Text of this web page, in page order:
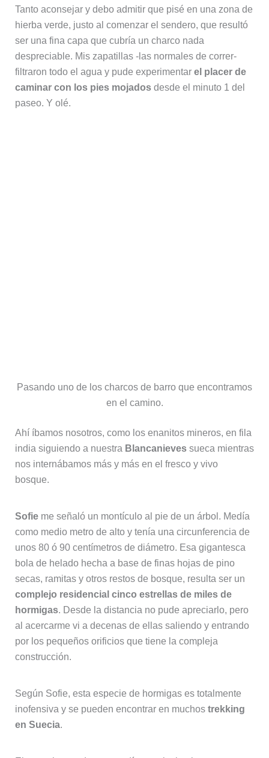
Tanto aconsejar y debo admitir que pisé en una zona de
hierba verde, justo al comenzar el sendero, que resultó
ser una fina capa que cubría un charco nada
despreciable. Mis zapatillas -las normales de correr-
filtraron todo el agua y pude experimentar el placer de
caminar con los pies mojadosdesde el minuto 1 del
paseo. Y olé.
Pasando uno de los charcos de barro que encontramos
en el camino.
Ahí íbamos nosotros, como los enanitos mineros, en fila
india siguiendo a nuestra Blancanievessueca mientras
nos internábamos más y más en el fresco y vivo
bosque.
Sofieme señaló un montículo al pie de un árbol. Medía
como medio metro de alto y tenía una circunferencia de
unos 80 ó 90 centímetros de diámetro. Esa gigantesca
bola de helado hecha a base de finas hojas de pino
secas, ramitas y otros restos de bosque, resulta ser un
complejo residencial cinco estrellas de miles de
hormigas. Desde la distancia no pude apreciarlo, pero
al acercarme vi a decenas de ellas saliendo y entrando
por los pequeños orificios que tiene la compleja
construcción.
Según Sofie, esta especie de hormigas es totalmente
inofensiva y se pueden encontrar en muchos trekking
en Suecia.